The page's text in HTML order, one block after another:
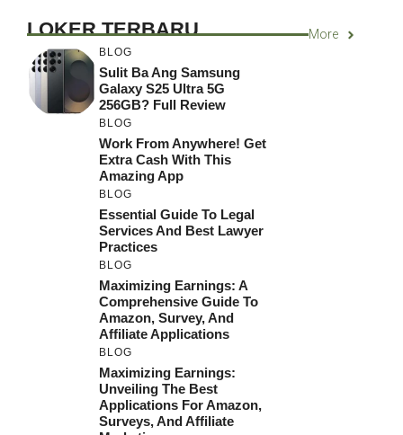
LOKER TERBARU More
BLOG
Sulit Ba Ang Samsung
Galaxy S25 Ultra 5G
256GB? Full Review
BLOG
Work From Anywhere! Get
Extra Cash With This
Amazing App
BLOG
Essential Guide To Legal
Services And Best Lawyer
Practices
BLOG
Maximizing Earnings: A
Comprehensive Guide To
Amazon, Survey, And
Affiliate Applications
BLOG
Maximizing Earnings:
Unveiling The Best
Applications For Amazon,
Surveys, And Affiliate